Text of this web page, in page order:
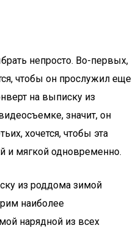
непросто. Во-первых,
чтобы он прослужил еще
на выписку из
значит, он
хочется, чтобы эта
и мягкой одновременно.
из роддома зимой
наиболее
нарядной из всех